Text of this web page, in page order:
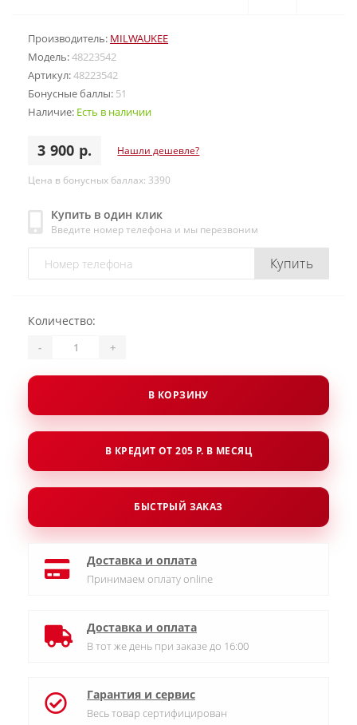
Производитель: MILWAUKEE
Модель:48223542
Артикул:48223542
Бонусные баллы: 51
Наличие: Есть в наличии
3 900 р. Нашли дешевле?
Цена в бонусных баллах: 3390
Купить в один клик
Введите номер телефона и мы перезвоним
Купить
Количество:
- +
В КОРЗИНУ
В КРЕДИТ ОТ 205 Р. В МЕСЯЦ
БЫСТРЫЙ ЗАКАЗ
Доставка и оплата
Принимаем оплату online
Доставка и оплата
В тот же день при заказе до 16:00
Гарантия и сервис
Весь товар сертифицирован